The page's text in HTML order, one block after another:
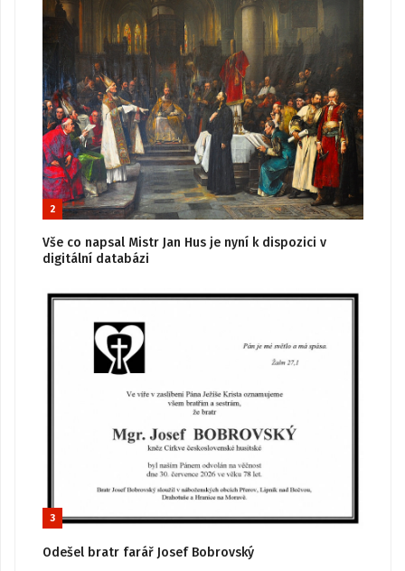
2
Vše co napsal Mistr Jan Hus je nyní k dispozici v
digitální databázi
3
Odešel bratr farář Josef Bobrovský